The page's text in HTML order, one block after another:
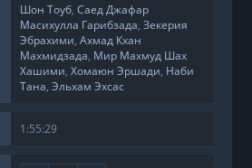
Шон Тоуб,Саед Джафар
Масихулла Гарибзада,Зекерия
Эбрахими,Ахмад Кхан
Махмидзада, Мир Махмуд Шах
Хашими,Хомаюн Эршади, Наби
Тана,Эльхам Эхсас
1:55:29